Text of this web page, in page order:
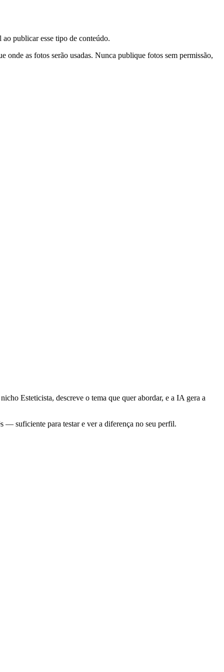
publicar esse tipo de conteúdo.
as fotos serão usadas. Nunca publique fotos sem permissão,
Esteticista, descreve o tema que quer abordar, e a IA gera a
— suficiente para testar e ver a diferença no seu perfil.